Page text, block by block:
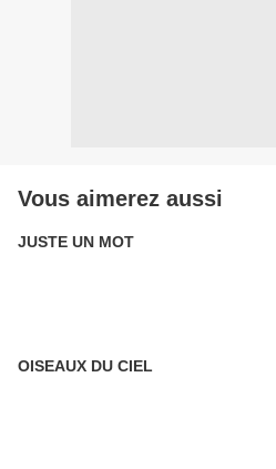
Vous aimerez aussi
JUSTE UN MOT
OISEAUX DU CIEL